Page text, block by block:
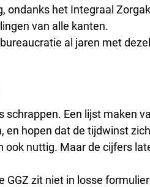
ondanks het Integraal
van alle kanten.
al jaren met
Een lijst maken
en hopen dat de tijdwinst
ook nuttig. Maar de cijfers
zit niet in losse